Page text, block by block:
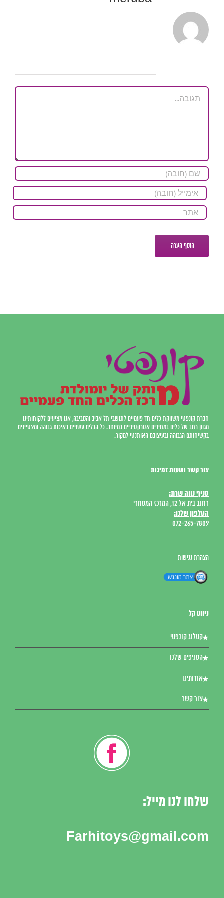
הערה
חברת קונפטי משווקת כלים חד פעמיים לתושבי תל אביב והסביבה, אנו מציעים ללקוחותינו
מגוון רחב של כלים במחירים אטרקטיביים במיוחד. כל הכלים עשויים באיכות גבוהה ומצטיינים
בקשיחותם הגבוהה ובעיצובם האותנטי למקור.
צור קשר ושעות זמינות
סניף נווה שרת:
רחוב בית אל 12, המרכז המסחרי
הטלפון שלנו:
072-265-7809
הצהרת נגישות
ניווט קל
קטלוג קונפטי
הסניפים שלנו
אודותינו
צור קשר
שלחו לנו מייל:
Farhitoys@gmail.com